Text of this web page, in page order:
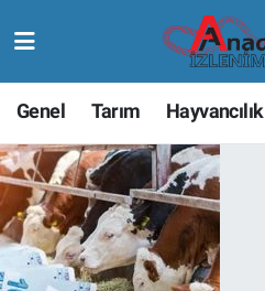
Genel Tarım Hayvancılık